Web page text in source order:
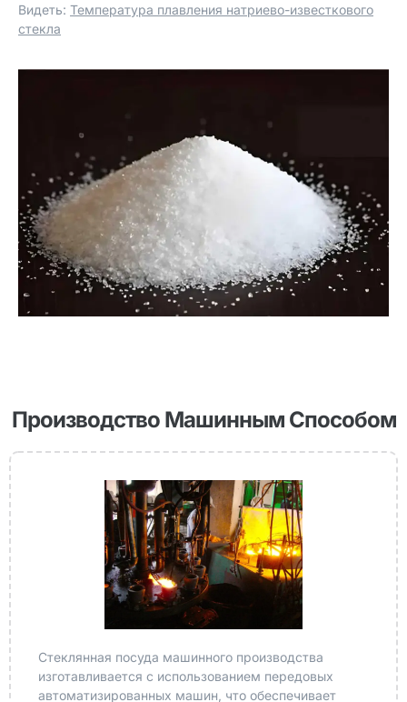
Видеть: Температура плавления натриево-известкового
стекла
Производство Машинным Способом
Стеклянная посуда машинного производства
изготавливается с использованием передовых
автоматизированных машин, что обеспечивает